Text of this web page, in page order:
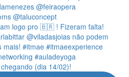
(dia 14/02)!